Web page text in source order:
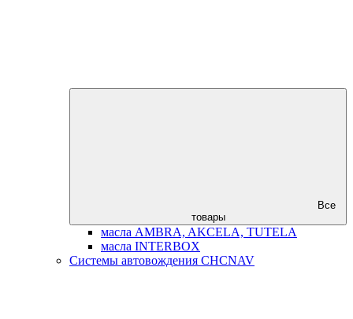
Все
товары
масла AMBRA, AKCELA, TUTELA
масла INTERBOX
Системы автовождения CHCNAV